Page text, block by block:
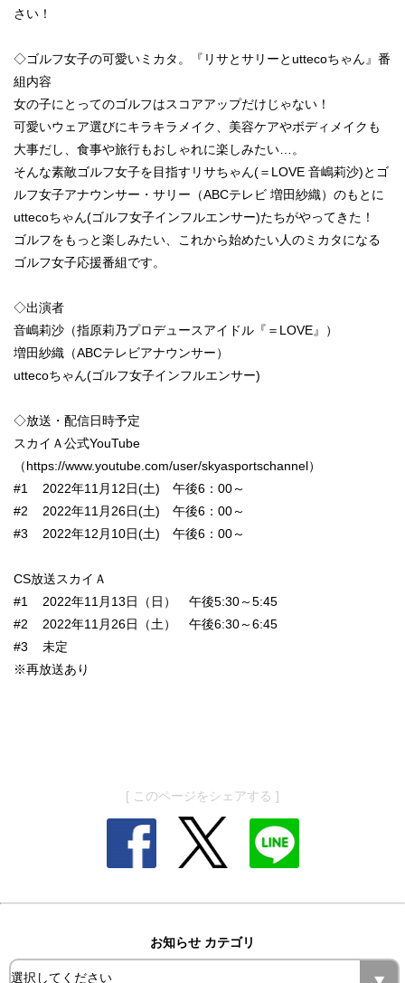
さい！
◇ゴルフ女子の可愛いミカタ。『リサとサリーとuttecoちゃん』番
組内容
女の子にとってのゴルフはスコアアップだけじゃない！
可愛いウェア選びにキラキラメイク、美容ケアやボディメイクも
大事だし、食事や旅行もおしゃれに楽しみたい…。
そんな素敵ゴルフ女子を目指すリサちゃん(＝LOVE 音嶋莉沙)とゴ
ルフ女子アナウンサー・サリー（ABCテレビ 増田紗織）のもとに
uttecoちゃん(ゴルフ女子インフルエンサー)たちがやってきた！
ゴルフをもっと楽しみたい、これから始めたい人のミカタになる
ゴルフ女子応援番組です。
◇出演者
音嶋莉沙（指原莉乃プロデュースアイドル『＝LOVE』）
増田紗織（ABCテレビアナウンサー）
uttecoちゃん(ゴルフ女子インフルエンサー)
◇放送・配信日時予定
スカイＡ公式YouTube
（https://www.youtube.com/user/skyasportschannel）
#1 2022年11月12日(土) 午後6：00～
#2 2022年11月26日(土) 午後6：00～
#3 2022年12月10日(土) 午後6：00～
CS放送スカイＡ
#1 2022年11月13日（日） 午後5:30～5:45
#2 2022年11月26日（土） 午後6:30～6:45
#3 未定
※再放送あり
[ このページをシェアする ]
お知らせ カテゴリ